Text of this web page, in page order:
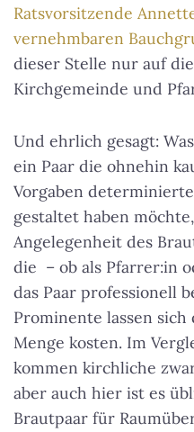
Ratsvorsitzende
vernehmbaren
dieser Stelle nur auf
Kirchgemeinde und
Und ehrlich gesagt:
ein Paar die ohnehin
Vorgaben
gestaltet haben
Angelegenheit des
die – ob als Pfarrer:in
das Paar professionell
Prominente lassen
Menge kosten. Im
kommen kirchliche
aber auch hier ist es
Brautpaar für